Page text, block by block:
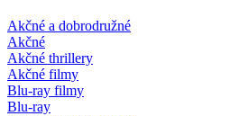
Akčné a dobrodružné
Akčné
Akčné thrillery
Akčné filmy
Blu-ray filmy
Blu-ray